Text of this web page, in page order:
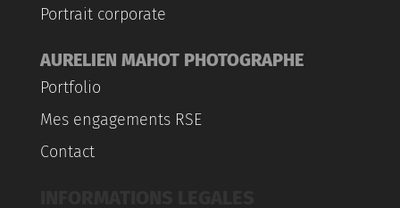
Portrait corporate
AURELIEN MAHOT PHOTOGRAPHE
Portfolio
Mes engagements RSE
Contact